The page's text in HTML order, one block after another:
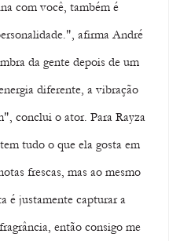
com você, também é
afirma André
da gente depois de um
diferente, a vibração
conclui o ator. Para Rayza
tudo o que ela gosta em
frescas, mas ao mesmo
é justamente capturar a
então consigo me